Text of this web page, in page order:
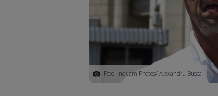
Foto: Inquam Photos/ Alexandru Busca